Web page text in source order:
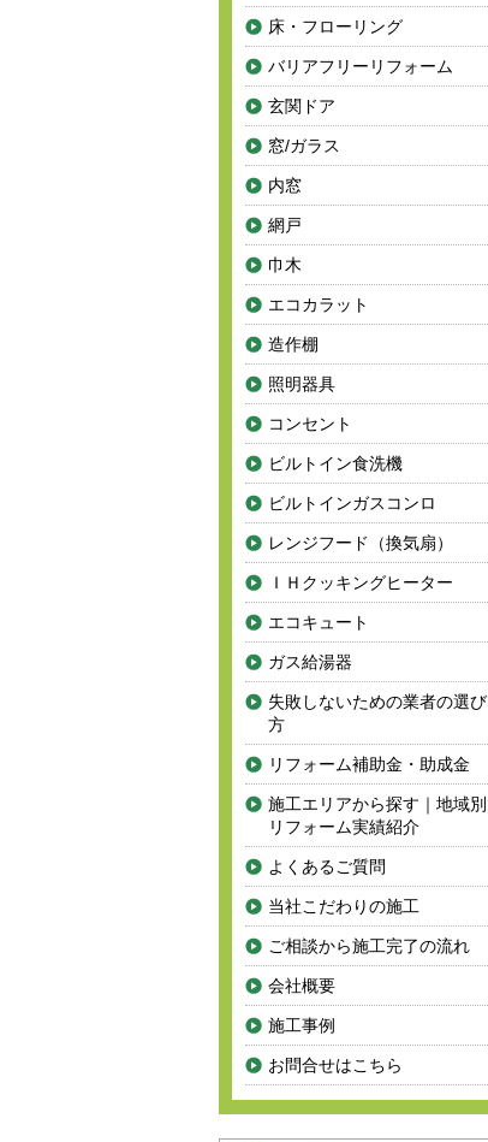
床・フローリング
バリアフリーリフォーム
玄関ドア
窓/ガラス
内窓
網戸
巾木
エコカラット
造作棚
照明器具
コンセント
ビルトイン食洗機
ビルトインガスコンロ
レンジフード（換気扇）
ＩＨクッキングヒーター
エコキュート
ガス給湯器
失敗しないための業者の選び
方
リフォーム補助金・助成金
施工エリアから探す｜地域別
リフォーム実績紹介
よくあるご質問
当社こだわりの施工
ご相談から施工完了の流れ
会社概要
施工事例
お問合せはこちら